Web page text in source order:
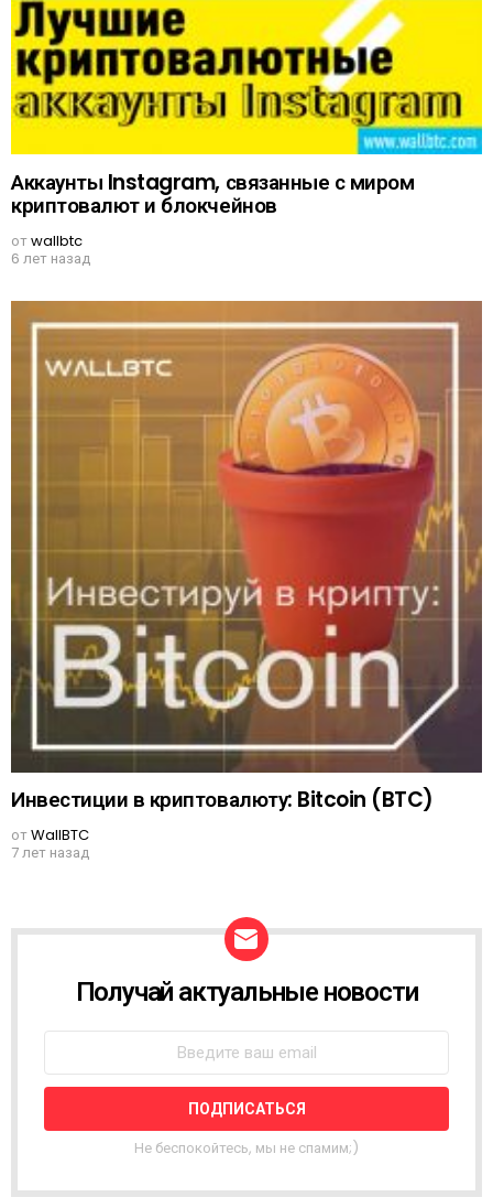
Аккаунты Instagram, связанные с миром
криптовалют и блокчейнов
отwallbtc
6 лет назад
Инвестиции в криптовалюту: Bitcoin (BTC)
отWallBTC
7 лет назад
W
L
E
T
R
Получай актуальные новости
Не беспокойтесь, мы не спамим;)